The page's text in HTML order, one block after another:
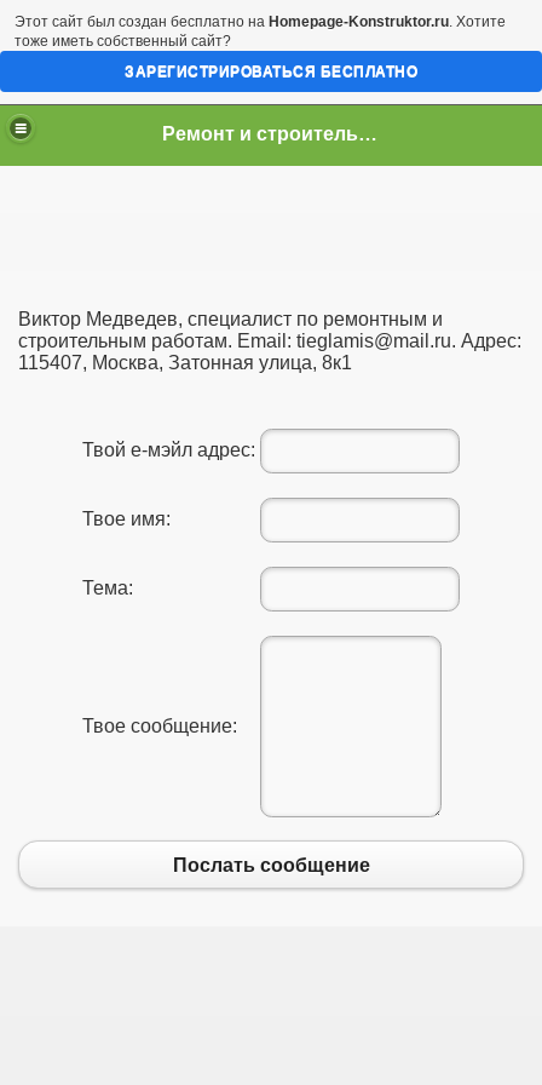
Ремонт и строительство с советами специаl
Виктор Медведев, специалист по ремонтным и
строительным работам. Email: tieglamis@mail.ru. Адрес:
115407, Москва, Затонная улица, 8к1
Твой е-мэйл адрес:
Твое имя:
Тема:
Твое сообщение:
Послать сообщение
Этот сайт был создан бесплатно на Homepage-Konstruktor.ru. Хотите
тоже иметь собственный сайт?
ЗАРЕГИСТРИРОВАТЬСЯ БЕСПЛАТНО